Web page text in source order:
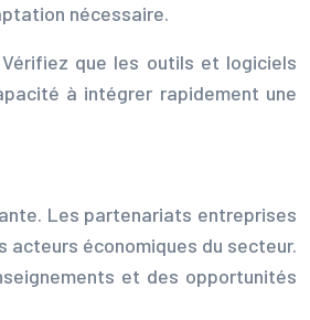
nécessaire.
que les outils et logiciels
à intégrer rapidement une
Les partenariats entreprises
acteurs économiques du secteur.
et des opportunités